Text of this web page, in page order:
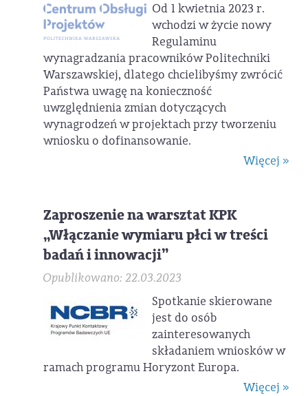
Od 1 kwietnia 2023 r.
wchodzi w życie nowy
Regulaminu
wynagradzania pracowników Politechniki
Warszawskiej, dlatego chcielibyśmy zwrócić
Państwa uwagę na konieczność
uwzględnienia zmian dotyczących
wynagrodzeń w projektach przy tworzeniu
wniosku o dofinansowanie.
Więcej »
Zaproszenie na warsztat KPK
„Włączanie wymiaru płci w treści
badań i innowacji”
Opublikowano: 22.03.2023
Spotkanie skierowane
jest do osób
zainteresowanych
składaniem wniosków w
ramach programu Horyzont Europa.
Więcej »